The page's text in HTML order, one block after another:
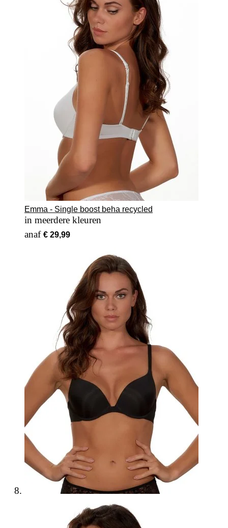
Emma - Single boost beha recycled
in meerdere kleuren
Vanaf € 29,99